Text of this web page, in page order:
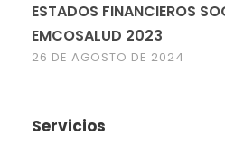
ESTADOS FINANCIEROS
EMCOSALUD 2023
26 DE AGOSTO DE 2024
Servicios